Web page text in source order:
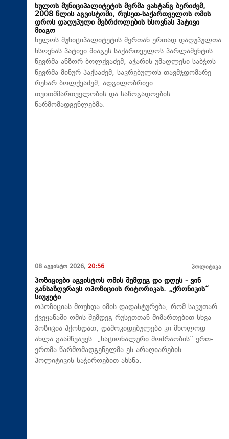
ხულოს მუნიციპალიტეტის მერმა ვახტანგ ბერიძემ,
2008 წლის აგვისტოში, რუსეთ-საქართველოს ომის
დროს დაღუპული მებრძოლების ხსოვნას პატივი
მიაგო
ხულოს მუნიციპალიტეტის მერთან ერთად დაღუპულთა
ხსოვნას პატივი მიაგეს საქართველოს პარლამენტის
წევრმა ანზორ ბოლქვაძემ, აჭარის უმაღლესი საბჭოს
წევრმა მინურ პაქსაძემ, საკრებულოს თავმჯდომარე
რენარ ბოლქვაძემ, ადგილობრივი
თვითმმართველობის და საზოგადოების
წარმომადგენლებმა.
08 აგვისტო 2026, 20:56 პოლიტიკა
პოზიციები აგვისტოს ომის შემდეგ და დღეს - ვინ
განსაზღვრავს ოპოზიციის რიტორიკას. „ქრონიკის“
სიუჟეტი
ოპოზიციას მოუხდა იმის დადასტურება, რომ საკუთარ
ქვეყანაში ომის შემდეგ რუსეთთან მიმართებით სხვა
პოზიცია ჰქონდათ, დამოკიდებულება კი მხოლოდ
ახლა გაამწვავეს. „ნაციონალური მოძრაობის“ ერთ-
ერთმა წარმომადგენელმა ეს არაღიარების
პოლიტიკის საჭიროებით ახსნა.